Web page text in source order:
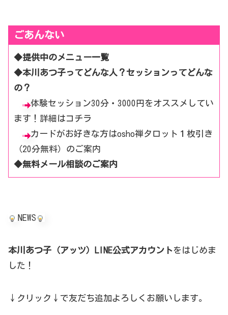
ごあんない
◆提供中のメニュー一覧
◆本川あつ子ってどんな人？セッションってどんな
の？
体験セッション30分・3000円をオススメしてい
ます！詳細はコチラ
カードがお好きな方はosho禅タロット１枚引き
（20分無料）のご案内
◆無料メール相談のご案内
NEWS
本川あつ子（アッツ）LINE公式アカウントをはじめま
した！
↓クリック↓で友だち追加よろしくお願いします。